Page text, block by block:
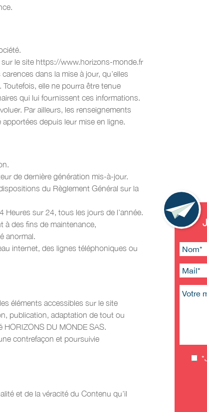
sur le site https://www.horizons-monde.fr
dans la mise à jour, qu’elles
elle ne pourra être tenue
qui lui fournissent ces informations.
Par ailleurs, les renseignements
depuis leur mise en ligne.
de dernière génération mis-à-jour.
du Règlement Général sur la
Heures sur 24, tous les jours de l’année.
à des fins de maintenance,
anormal.
internet, des lignes téléphoniques ou
éléments accessibles sur le site
publication, adaptation de tout ou
DU MONDE SAS.
contrefaçon et poursuivie
et de la véracité du Contenu qu’il